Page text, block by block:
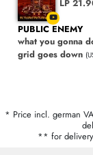
LP
PUBLIC ENEMY
what you gonna
grid goes down
* Price incl. german
** for delivery